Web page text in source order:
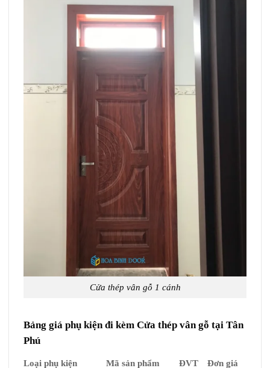
Cửa thép vân gỗ 1 cánh
Bảng giá phụ kiện đi kèm Cửa thép vân gỗ tại Tân
Phú
Loại phụ kiện Mã sản phẩm ĐVT Đơn giá